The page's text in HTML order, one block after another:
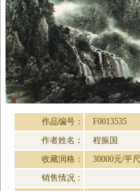
作品编号： F0013535
作者姓名：
程振国
收藏润格：
30000元/平尺
销售情况：